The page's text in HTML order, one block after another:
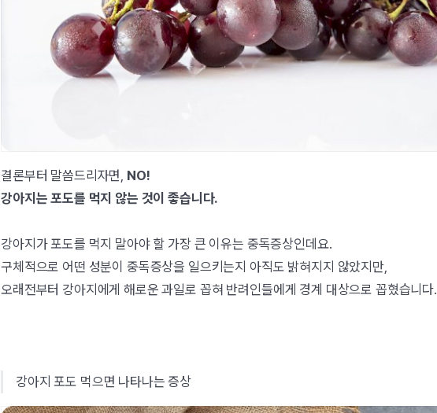
결론부터 말씀드리자면, NO!
강아지는 포도를 먹지 않는 것이 좋습니다.
강아지가 포도를 먹지 말아야 할 가장 큰 이유는 중독증상인데요.
구체적으로 어떤 성분이 중독증상을 일으키는지 아직도 밝혀지지 않았지만,
오래전부터 강아지에게 해로운 과일로 꼽혀 반려인들에게 경계 대상으로 꼽혔습니다.
강아지 포도 먹으면 나타나는 증상